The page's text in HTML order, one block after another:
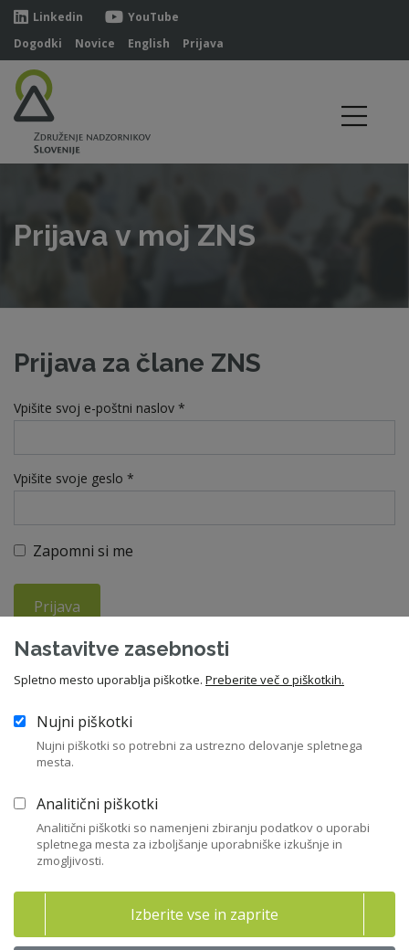
Linkedin
YouTube
Dogodki
Novice English Prijava
Prijava v moj ZNS
Prijava za člane ZNS
Vpišite svoj e-poštni naslov *
Vpišite svoje geslo *
Zapomni si me
Prijava
Ste pozabili geslo?
V kolikor še niste član ZNS, vas vabimo da se nam pridružite in
izkoristite vse ugodnosti članstva. Letna članarina znaša 210
Združenje nadzornikov Slovenije v
številkah
Nastavitve zasebnosti
Spletno mesto uporablja piškotke. Preberite več o piškotkih.
Nujni piškotki
Nujni piškotki so potrebni za ustrezno delovanje spletnega
mesta.
Analitični piškotki
Analitični piškotki so namenjeni zbiranju podatkov o uporabi
spletnega mesta za izboljšanje uporabniške izkušnje in
zmogljivosti.
Izberite vse in zaprite